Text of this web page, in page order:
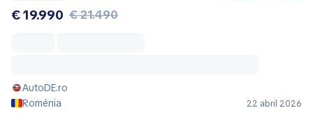
€ 19.990 € 21.490
AutoDE.ro
Roménia
22 abril 2026